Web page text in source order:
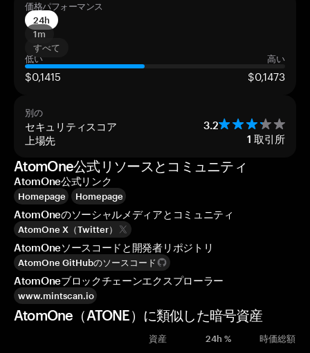
価格パフォーマンス
24h
1m
すべて
低い
高い
$0,1415 $0,1473
別の
セキュリティスコア 3.2
上場先 1 取引所
AtomOne公式リソースとコミュニティ
AtomOne公式リンク
Homepage Homepage
AtomOneのソーシャルメディアとコミュニティ
AtomOne X（Twitter）
AtomOneソースコードと開発者リポジトリ
AtomOne GitHubのソースコード
AtomOneブロックチェーンエクスプローラー
www.mintscan.io
AtomOne（ATONE）に類似した暗号資産
資産 24h % 時価総額